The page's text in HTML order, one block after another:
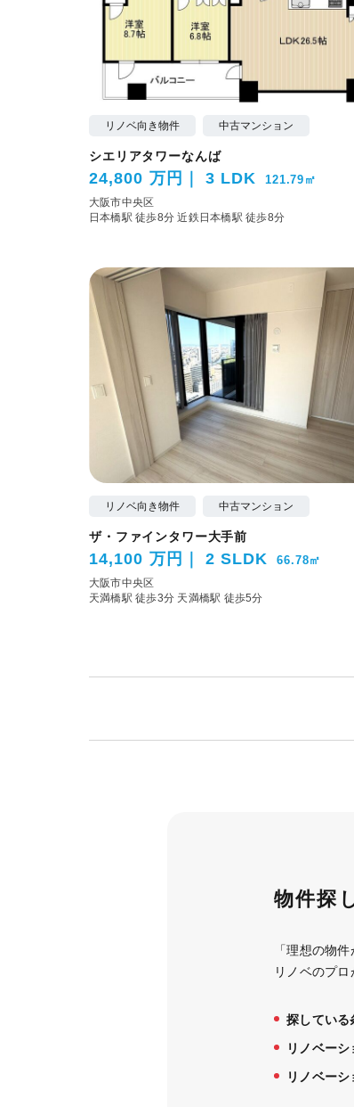
リノベ向き物件 中古マンション
シエリアタワーなんば
24,800 万円 3 LDK 121.79㎡
大阪市中央区
日本橋駅 徒歩8分近鉄日本橋駅 徒歩8分
リノベ向き物件 中古マンション
ザ・ファインタワー大手前
14,100 万円 2 SLDK 66.78㎡
大阪市中央区
天満橋駅 徒歩3分 天満橋駅 徒歩5分
物件探
「理想の物
リノベのプロ
探している
リノベー
リノベー